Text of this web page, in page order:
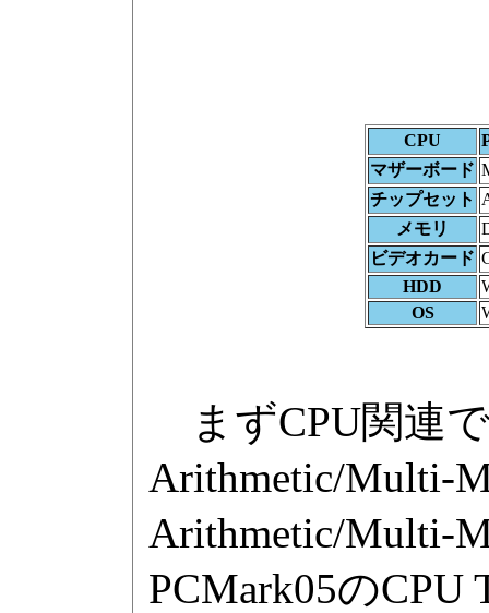
CPU
マザーボード
チップセット
メモリ
ビデオカード
HDD
OS
まずCPU関連で
Arithmetic/Multi-
Arithmetic/Multi-
PCMark05の